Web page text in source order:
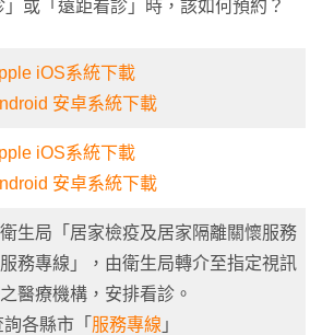
或「遠距看診」時，該如何預約？
iOS系統下載
安卓系統下載
iOS系統下載
安卓系統下載
生局「居家檢疫及居家隔離關懷服務
務專線」，由衛生局轉介至指定視訊
醫療機構，安排看診。
各縣市「 服務專線 」